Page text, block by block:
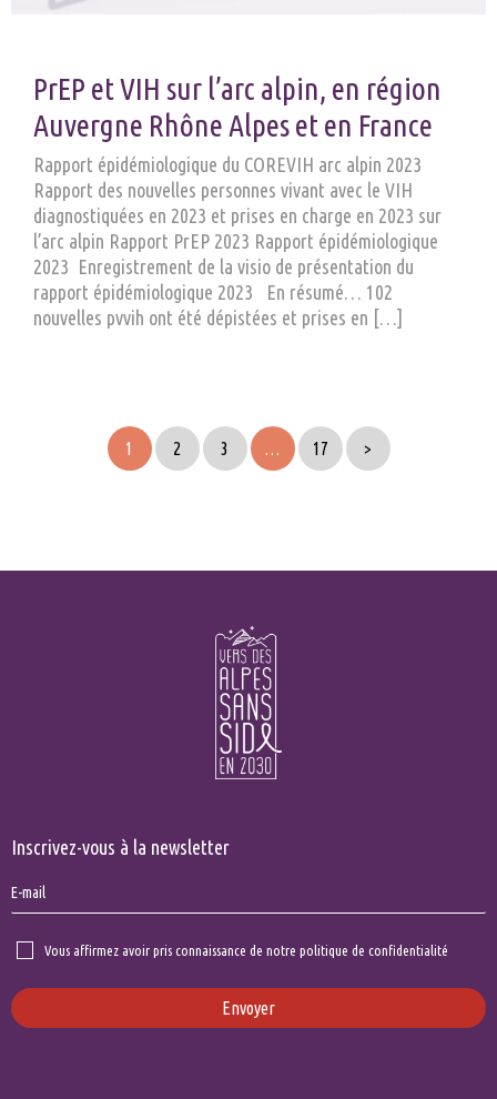
PrEP et VIH sur l’arc alpin, en région
Auvergne Rhône Alpes et en France
Rapport épidémiologique du COREVIH arc alpin 2023
Rapport des nouvelles personnes vivant avec le VIH
diagnostiquées en 2023 et prises en charge en 2023 sur
l’arc alpin Rapport PrEP 2023 Rapport épidémiologique
2023 Enregistrement de la visio de présentation du
rapport épidémiologique 2023 En résumé… 102
nouvelles pvvih ont été dépistées et prises en […]
1 2 3 … 17 >
Inscrivez-vous à la newsletter
Vous affirmez avoir pris connaissance de notre politique de confidentialité
Envoyer